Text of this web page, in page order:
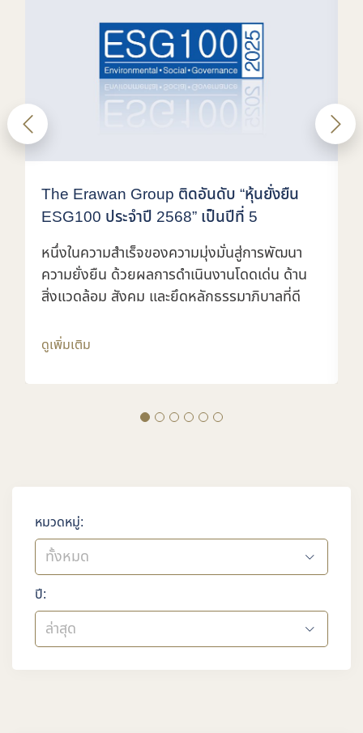
The Erawan Group ติดอันดับ “หุ้นยั่งยืน
ESG100 ประจำปี 2568” เป็นปีที่ 5
หนึ่งในความสำเร็จของความมุ่งมั่นสู่การพัฒนา
ความยั่งยืน ด้วยผลการดำเนินงานโดดเด่น ด้าน
สิ่งแวดล้อม สังคม และยึดหลักธรรมาภิบาลที่ดี
ดูเพิ่มเติม
หมวดหมู่:
ทั้งหมด
ปี:
ล่าสุด